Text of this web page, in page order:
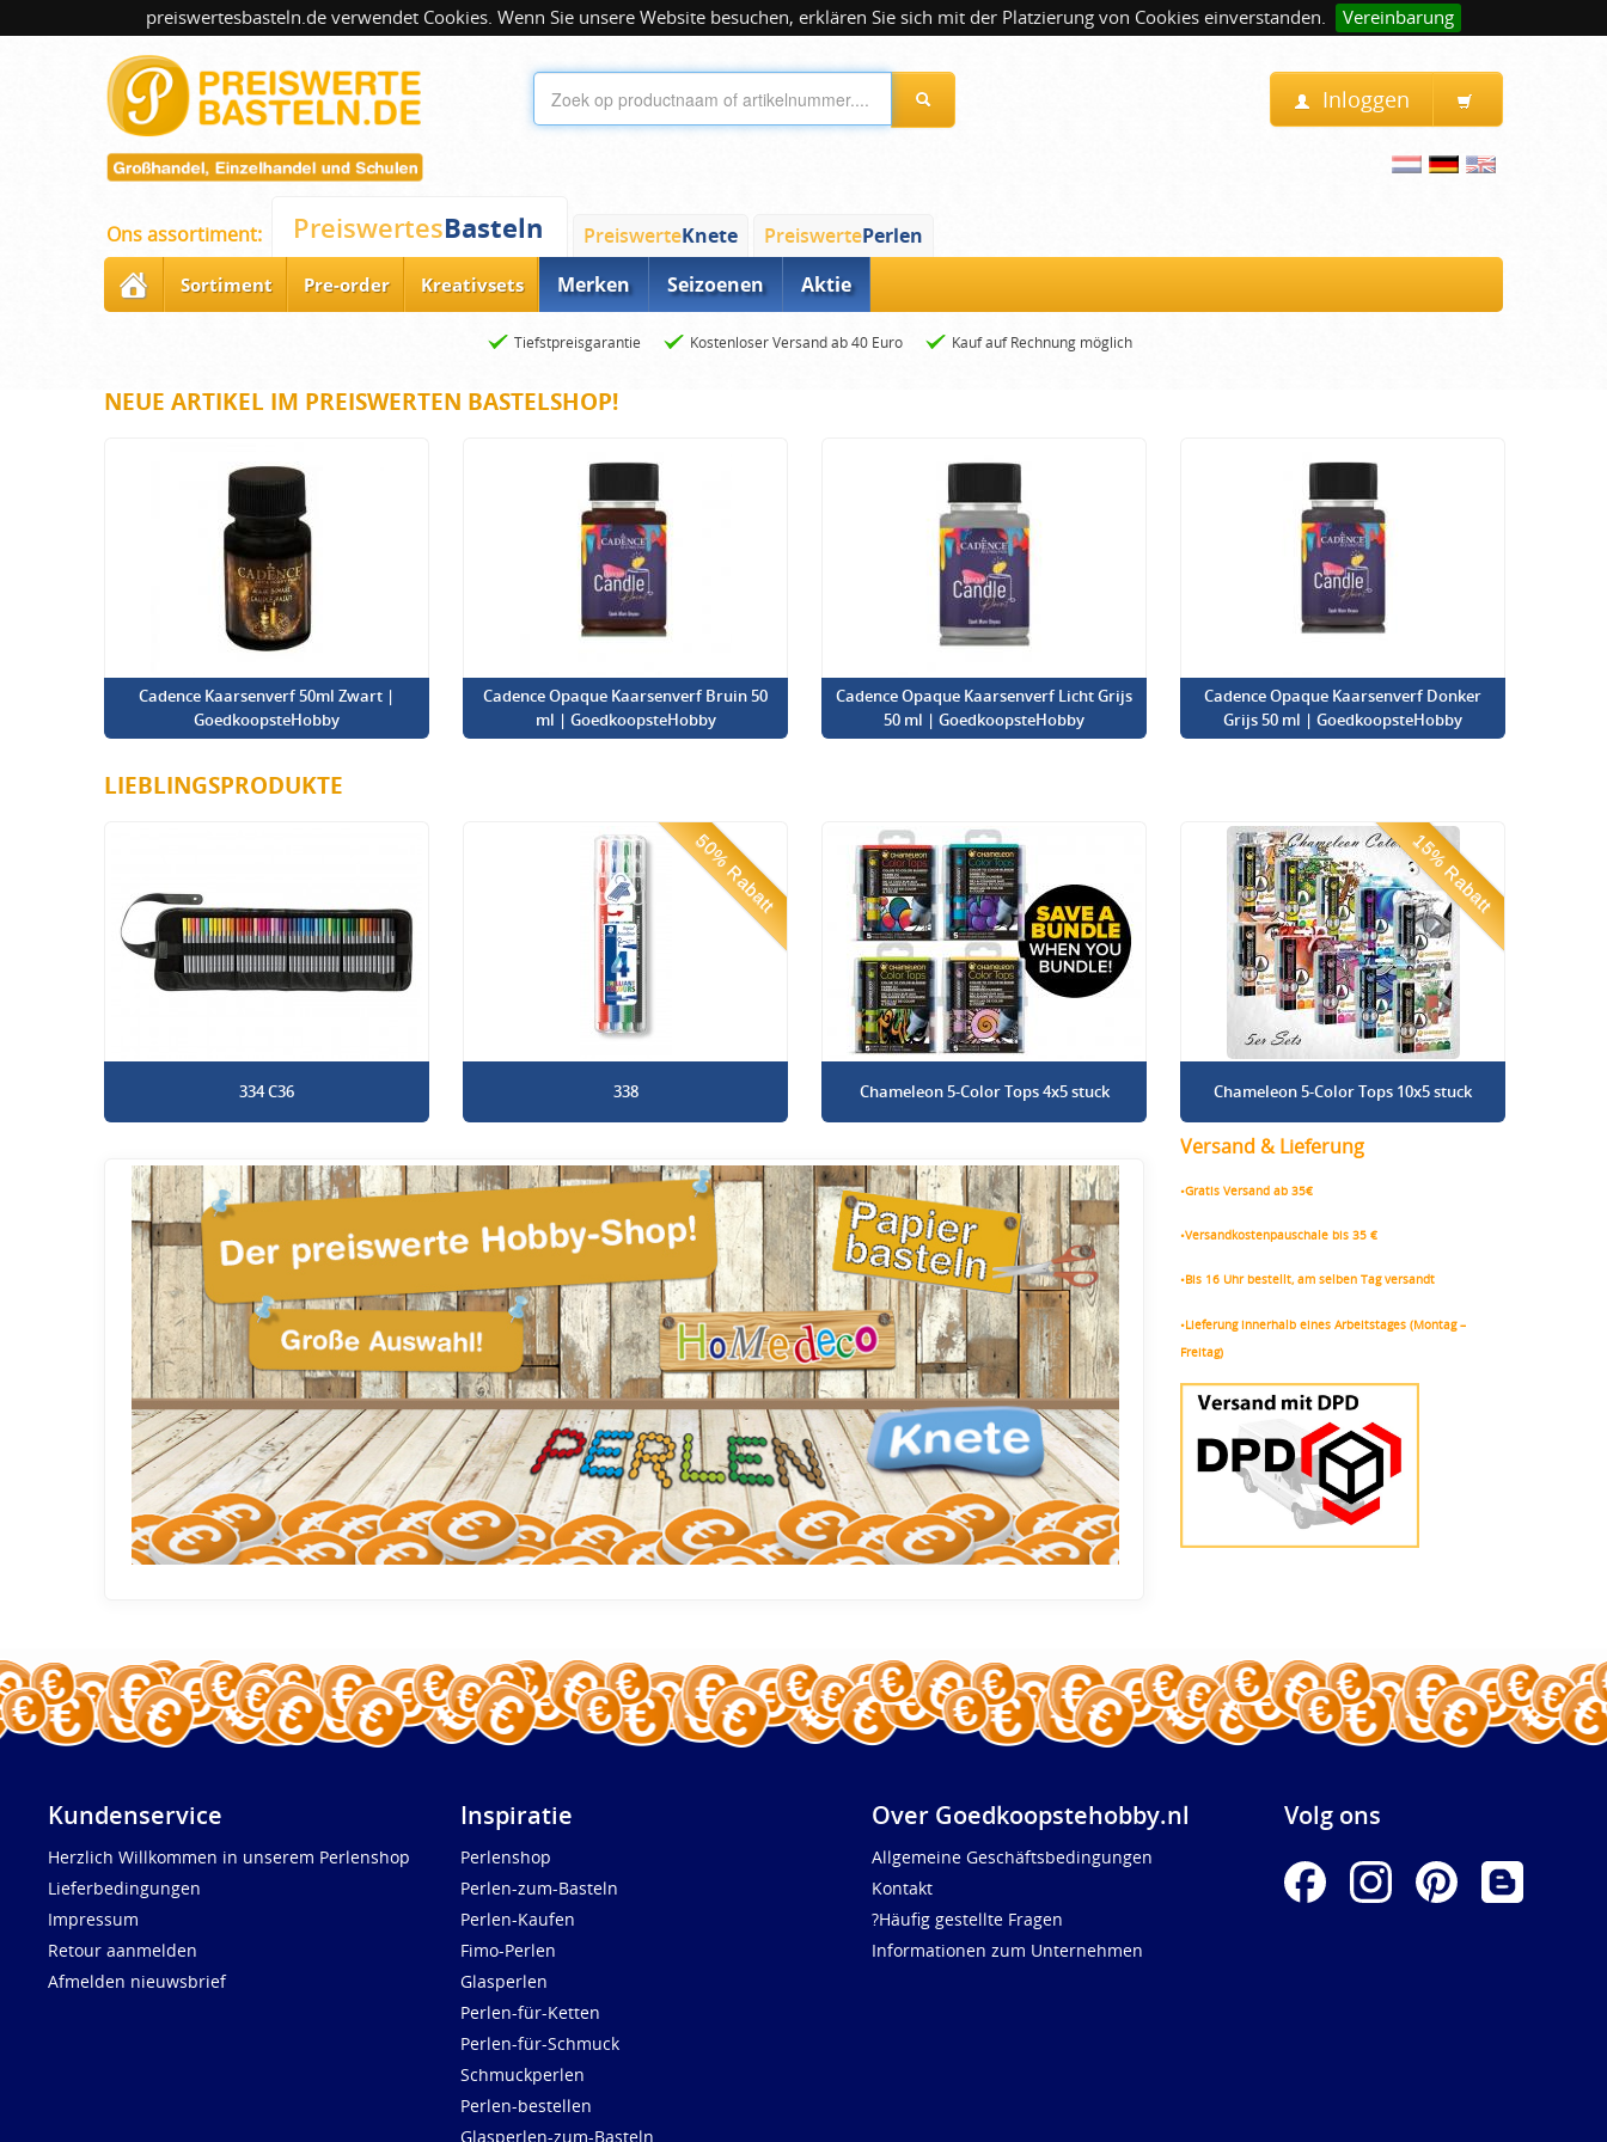
preiswertesbasteln.de verwendet Cookies. Wenn Sie unsere Website besuchen, erklären Sie sich mit der Platzierung von Cookies einverstanden. Vereinbarung
Inloggen
Ons assortiment: PreiswertesBasteln PreiswerteKnete PreiswertePerlen
Sortiment Pre-order Kreativsets Merken Seizoenen Aktie
Tiefstpreisgarantie Kostenloser Versand ab 40 Euro Kauf auf Rechnung möglich
NEUE ARTIKEL IM PREISWERTEN BASTELSHOP!
Cadence Kaarsenverf 50ml Zwart |
GoedkoopsteHobby
Cadence Opaque Kaarsenverf Bruin 50
ml | GoedkoopsteHobby
Cadence Opaque Kaarsenverf Licht Grijs
50 ml | GoedkoopsteHobby
Cadence Opaque Kaarsenverf Donker
Grijs 50 ml | GoedkoopsteHobby
LIEBLINGSPRODUKTE
334 C36
50% Rabatt
338 Chameleon 5-Color Tops 4x5 stuck
15% Rabatt
Chameleon 5-Color Tops 10x5 stuck
Versand & Lieferung
•Gratis Versand ab 35€
•Versandkostenpauschale bis 35 €
•Bis 16 Uhr bestellt, am selben Tag versandt
•Lieferung innerhalb eines Arbeitstages (Montag –
Freitag)
Kundenservice
Herzlich Willkommen in unserem Perlenshop
Lieferbedingungen
Impressum
Retour aanmelden
Afmelden nieuwsbrief
Inspiratie
Perlenshop
Perlen-zum-Basteln
Perlen-Kaufen
Fimo-Perlen
Glasperlen
Perlen-für-Ketten
Perlen-für-Schmuck
Schmuckperlen
Perlen-bestellen
Glasperlen-zum-Basteln
Over Goedkoopstehobby.nl
Allgemeine Geschäftsbedingungen
Kontakt
?Häufig gestellte Fragen
Informationen zum Unternehmen
Volg ons